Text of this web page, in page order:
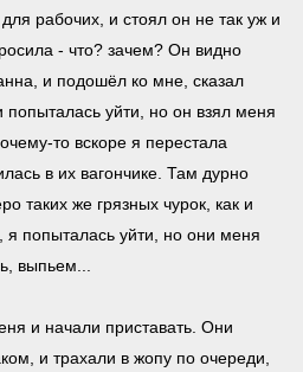
рабочих, и стоял он не так уж и
- что? зачем? Он видно
и подошёл ко мне, сказал
попыталась уйти, но он взял меня
то вскоре я перестала
в их вагончике. Там дурно
таких же грязных чурок, как и
я попыталась уйти, но они меня
выпьем...
и начали приставать. Они
и трахали в жопу по очереди,